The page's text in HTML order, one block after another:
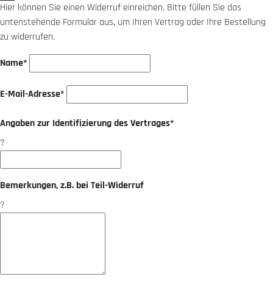
Hier können Sie einen Widerruf einreichen. Bitte füllen Sie das
untenstehende Formular aus, um Ihren Vertrag oder Ihre Bestellung
zu widerrufen.
Name*
E-Mail-Adresse*
Angaben zur Identifizierung des Vertrages*
?
Bemerkungen, z.B. bei Teil-Widerruf
?